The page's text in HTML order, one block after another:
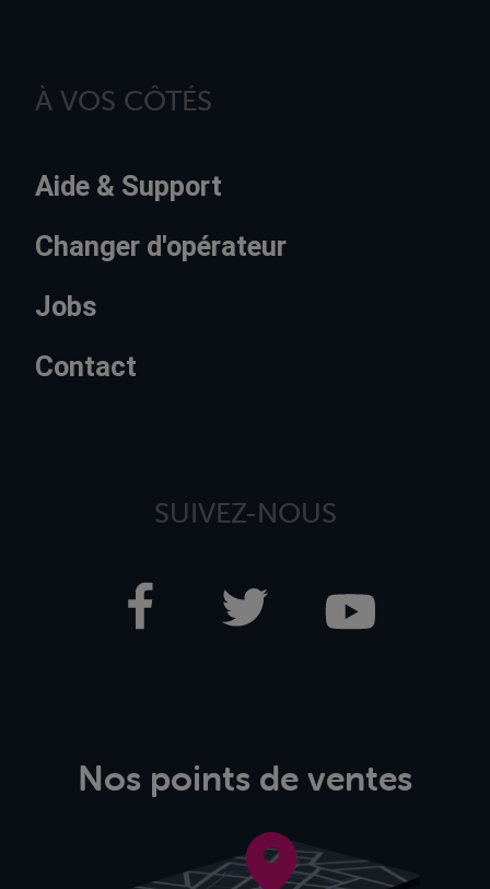
À VOS CÔTÉS
Aide & Support
Changer d'opérateur
Jobs
Contact
SUIVEZ-NOUS
Nos points de ventes